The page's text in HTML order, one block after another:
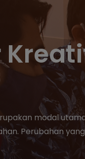
bagi kami
School" akan